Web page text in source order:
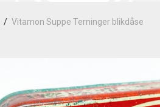
/ Vitamon Suppe Terninger blikdåse